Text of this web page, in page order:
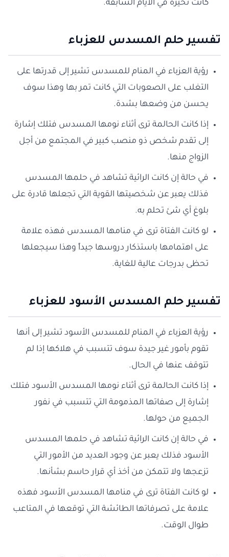
كانت تحيره في الأيام السابقة.
تفسير حلم المسدس للعزباء
رؤية العزباء في المنام للمسدس تشير إلى قدرتها على
التغلب على الصعوبات التي كانت تمر بها وهذا سوف
يحسن من وضعها بشدة.
إذا كانت الحالمة ترى أثناء نومها المسدس فتلك إشارة
إلى تقدم شخص ذو منصب كبير في المجتمع من أجل
الزواج منها.
في حالة إن كانت الرائية تشاهد في حلمها المسدس
فذلك يعبر عن شخصيتها القوية التي تجعلها قادرة على
بلوغ أي شئ تحلم به.
لو كانت الفتاة ترى في منامها المسدس فهذه علامة
على اهتمامها باستذكار دروسها جيداً وهذا سيجعلها
تحظى بدرجات عالية للغاية.
تفسير حلم المسدس الأسود للعزباء
رؤية العزباء في المنام للمسدس الأسود تشير إلى أنها
تقوم بأمور غير جيدة سوف تتسبب في هلاكها إذا لم
تتوقف عنها في الحال.
إذا كانت الحالمة ترى أثناء نومها المسدس الأسود فتلك
إشارة إلى صفاتها المذمومة التي تتسبب في نفور
الجميع من حولها.
في حالة إن كانت الرائية تشاهد في حلمها المسدس
الأسود فذلك يعبر عن وجود العديد من الأمور التي
تزعجها ولا تتمكن من أخذ أي قرار حاسم بشأنها.
لو كانت الفتاة ترى في منامها المسدس الأسود فهذه
علامة على تصرفاتها الطائشة التي توقعها في المتاعب
طوال الوقت.